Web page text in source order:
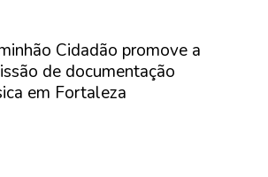
Cidadão promove a
de documentação
em Fortaleza